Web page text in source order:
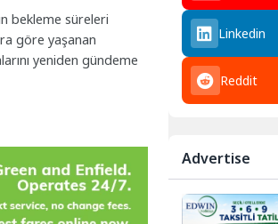
bekleme süreleri
göre yaşanan
yeniden gündeme
Linkedin
Reddit
Advertise